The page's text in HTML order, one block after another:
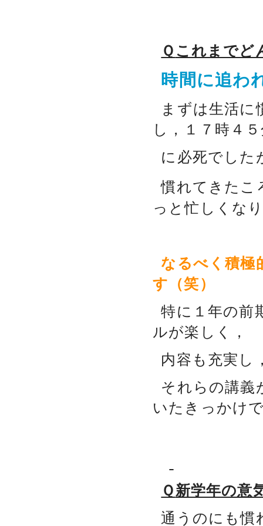
Ｑ これまでど
時間に追わ
まずは生活に
し，１７時４
に必死でした
慣れてきたこ
っと忙しくな
なるべく積極
す（笑）
特に１年の前
ルが楽しく，
内容も充実し
それらの講義
いたきっかけ
Ｑ新学年の意
通うのにも慣